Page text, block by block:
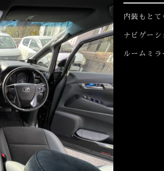
内装もとて
ナビゲー
ルームミラ